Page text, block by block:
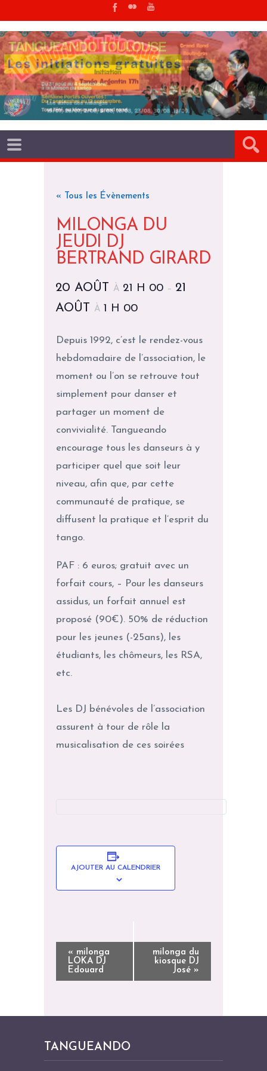
« Tous les Évènements
MILONGA DU
JEUDI DJ
BERTRAND GIRARD
20 AOÛT À 21 H 00 – 21
AOÛT
À 1 H 00
Depuis 1992, c’est le rendez-vous
hebdomadaire de l’association, le
moment ou l’on se retrouve tout
simplement pour danser et
partager un moment de
convivialité. Tangueando
encourage tous les danseurs à y
participer quel que soit leur
niveau, afin que, par cette
communauté de pratique, se
diffusent la pratique et l’esprit du
tango.
PAF : 6 euros; gratuit avec un
forfait cours, – Pour les danseurs
assidus, un forfait annuel est
proposé (90€). 50% de réduction
pour les jeunes (-25ans), les
étudiants, les chômeurs, les RSA,
etc.
Les DJ bénévoles de l’association
assurent à tour de rôle la
musicalisation de ces soirées
AJOUTER AU CALENDRIER
V
G
T
« milonga
LOKA DJ
Edouard
milonga du
kiosque DJ
José »
TANGUEANDO